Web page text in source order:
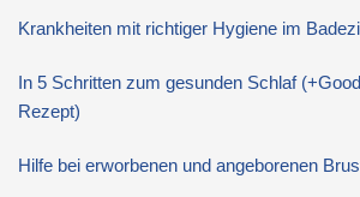
Krankheiten mit richtiger Hygiene im
In 5 Schritten zum gesunden Schlaf
Rezept)
Hilfe bei erworbenen und angeborenen